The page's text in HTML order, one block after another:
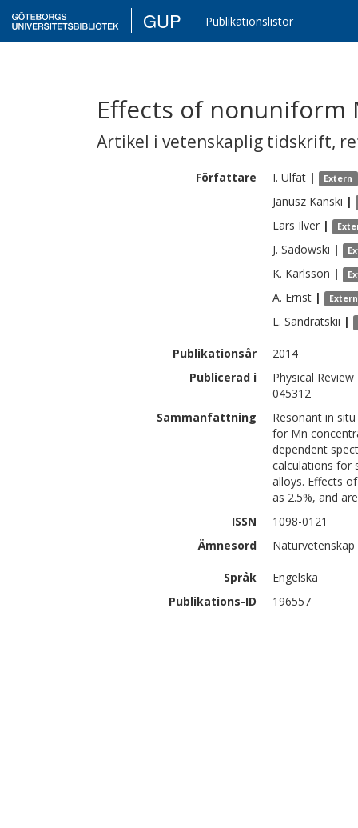
GUP Publikationslistor
Effects of nonuniform
Artikel i vetenskaplig tidskrift,
Författare I. Ulfat | Extern
Janusz Kanski |
Lars Ilver |
J. Sadowski |
K. Karlsson |
A. Ernst | Extern
L. Sandratskii |
Publikationsår
2014
Publicerad i
Physical
045312
Sammanfattning
Resonant in
for Mn
dependent
calculations for
alloys. Effects
as 2.5%, and
ISSN
1098-0121
Ämnesord
Språk
Engelska
Publikations-ID
196557